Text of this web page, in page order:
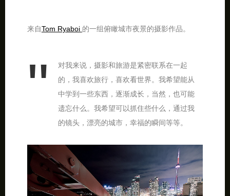
来自Tom Ryaboi 的一组俯瞰城市夜景的摄影作品。
对我来说，摄影和旅游是紧密联系在一起
的，我喜欢旅行，喜欢看世界。我希望能从
中学到一些东西，逐渐成长，当然，也可能
遗忘什么。我希望可以抓住些什么，通过我
的镜头，漂亮的城市，幸福的瞬间等等。